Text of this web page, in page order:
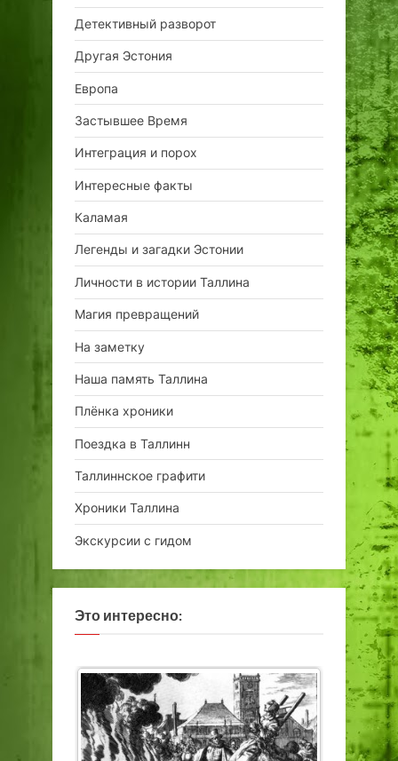
Детективный разворот
Другая Эстония
Европа
Застывшее Время
Интеграция и порох
Интересные факты
Каламая
Легенды и загадки Эстонии
Личности в истории Таллина
Магия превращений
На заметку
Наша память Таллина
Плёнка хроники
Поездка в Таллинн
Таллиннское графити
Хроники Таллина
Экскурсии с гидом
Это интересно: